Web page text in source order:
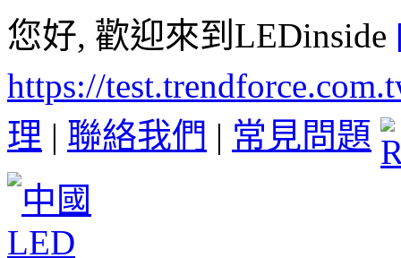
您好, 歡迎來到LEDinside
https://
理 | 聯絡我們 | 常見問題